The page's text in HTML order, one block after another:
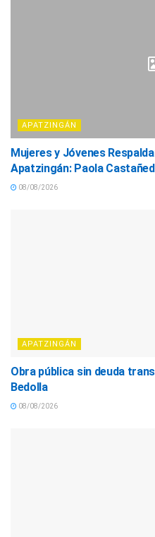
APATZINGÁN
Mujeres y Jóvenes
Apatzingán: Paola
08/08/2026
APATZINGÁN
Obra pública sin deuda
Bedolla
08/08/2026